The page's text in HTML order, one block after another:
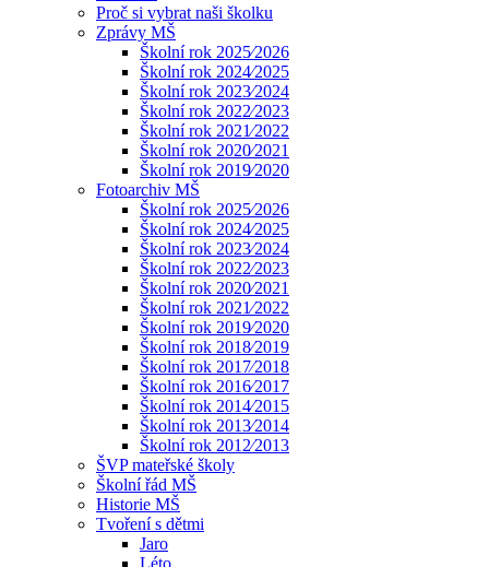
Proč si vybrat naši školku
Zprávy MŠ
Školní rok 2025⁄2026
Školní rok 2024⁄2025
Školní rok 2023⁄2024
Školní rok 2022⁄2023
Školní rok 2021⁄2022
Školní rok 2020⁄2021
Školní rok 2019⁄2020
Fotoarchiv MŠ
Školní rok 2025⁄2026
Školní rok 2024⁄2025
Školní rok 2023⁄2024
Školní rok 2022⁄2023
Školní rok 2020⁄2021
Školní rok 2021⁄2022
Školní rok 2019⁄2020
Školní rok 2018⁄2019
Školní rok 2017⁄2018
Školní rok 2016⁄2017
Školní rok 2014⁄2015
Školní rok 2013⁄2014
Školní rok 2012⁄2013
ŠVP mateřské školy
Školní řád MŠ
Historie MŠ
Tvoření s dětmi
Jaro
Léto